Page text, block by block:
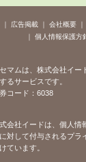
広告掲載 会社概要
個人情報保護方
マムは、株式会社イー
るサービスです。
コード：6038
会社イードは、個人情
対して付与されるプラ
ています。